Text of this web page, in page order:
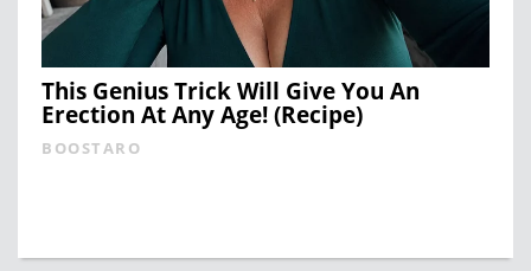
This Genius Trick Will Give You An
Erection At Any Age! (Recipe)
BOOSTARO